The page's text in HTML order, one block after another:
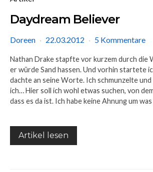
Daydream Believer
Doreen 22.03.2012 5 Kommentare
Nathan Drake stapfte vor kurzem durch die
er würde Sand hassen. Und vorhin startete
dachte an seine Worte. Ich schmunzelte und
ich… Hier soll ich wohl etwas suchen, von
dass es da ist. Ich habe keine Ahnung um
Artikel lesen